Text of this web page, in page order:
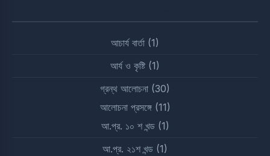
আচার্য বার্তা (1)
আর্য ও কৃষ্টি(1)
গ্রন্থ আলোচনা (30)
আলোচনা প্রসঙ্গে(11)
আ.প্র. ১০ শ খন্ড(1)
আ.প্র. ২১শ খন্ড (1)